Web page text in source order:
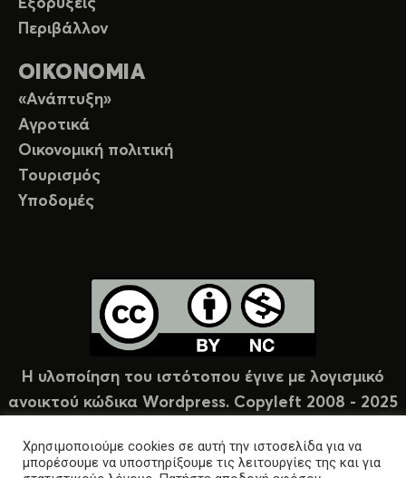
Εξορύξεις
Περιβάλλον
ΟΙΚΟΝΟΜΙΑ
«Ανάπτυξη»
Αγροτικά
Οικονομική πολιτική
Τουρισμός
Υποδομές
Η υλοποίηση του ιστότοπου έγινε με λογισμικό
ανοικτού κώδικα Wordpress. Copyleft 2008 - 2025
Χρησιμοποιούμε cookies σε αυτή την ιστοσελίδα για να
μπορέσουμε να υποστηρίξουμε τις λειτουργίες της και για